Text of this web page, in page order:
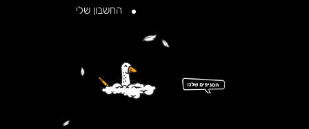
החשבון שלי